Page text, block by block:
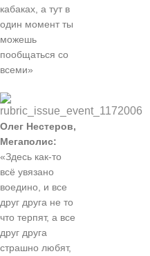
кабаках, а тут в
один момент ты
можешь
пообщаться со
всеми»
Олег Нестеров,
Мегаполис:
«Здесь как-то
всё увязано
воедино, и все
друг друга не то
что терпят, а все
друг друга
страшно любят,